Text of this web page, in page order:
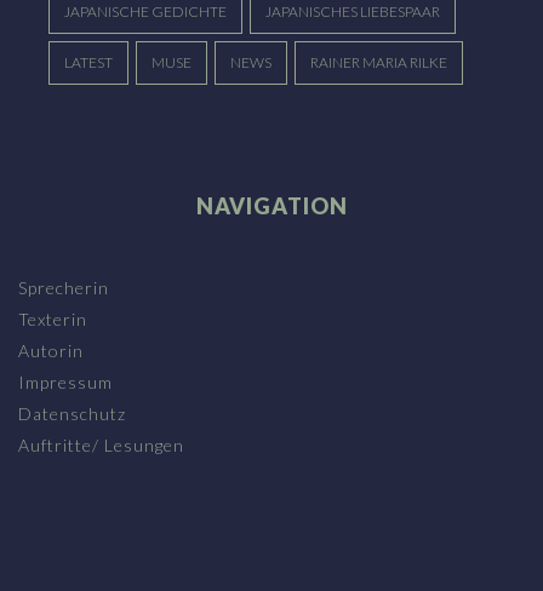
JAPANISCHE GEDICHTE JAPANISCHES LIEBESPAAR
LATEST MUSE NEWS RAINER MARIA RILKE
NAVIGATION
Sprecherin
Texterin
Autorin
Impressum
Datenschutz
Auftritte/ Lesungen